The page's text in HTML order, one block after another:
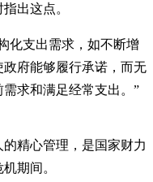
出这点。
化支出需求，如不断增
府能够履行承诺，而无
求和满足经常支出。”
精心管理，是国家财力
期间。